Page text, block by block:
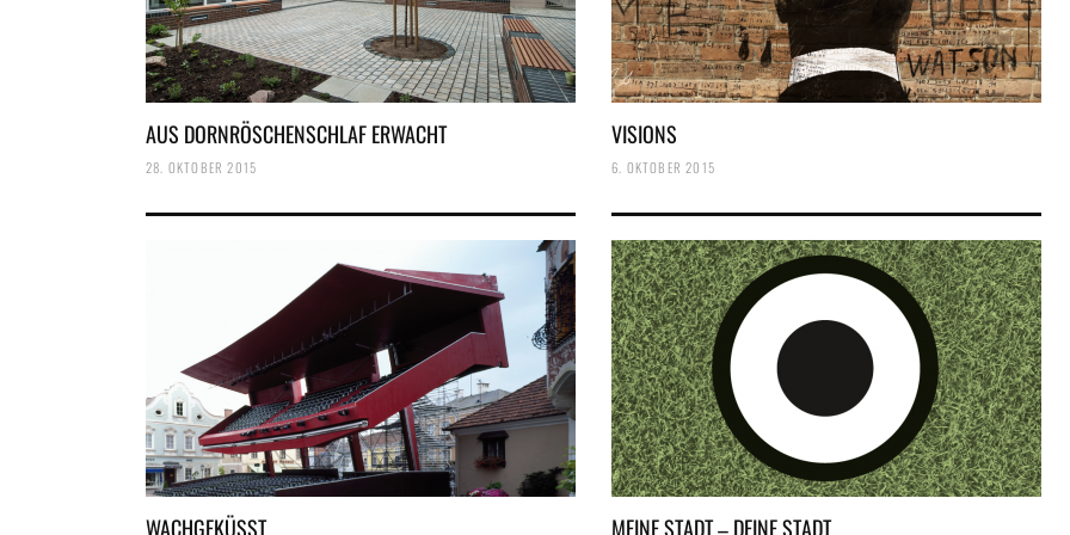
AUS DORNRÖSCHENSCHLAF ERWACHT
28. OKTOBER 2015
VISIONS
6. OKTOBER 2015
WACHGEKÜSST MEINE STADT – DEINE STADT